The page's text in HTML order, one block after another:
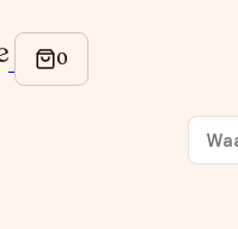
op je